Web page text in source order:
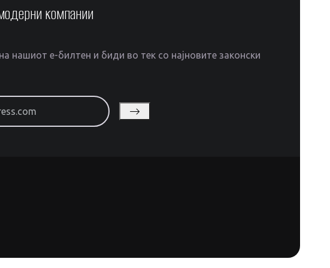
компании
нашиот е-билтен и биди во тек со најновите законски